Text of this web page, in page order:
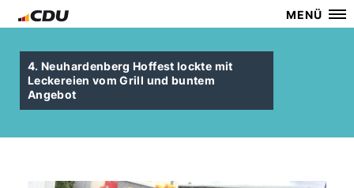
MENÜ
4. Neuhardenberg Hoffest lockte mit
Leckereien vom Grill und buntem
Angebot